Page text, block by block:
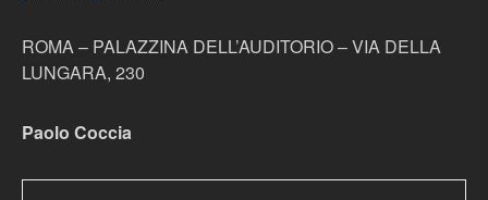
ROMA – PALAZZINA DELL’AUDITORIO – VIA DELLA
LUNGARA, 230
Paolo Coccia